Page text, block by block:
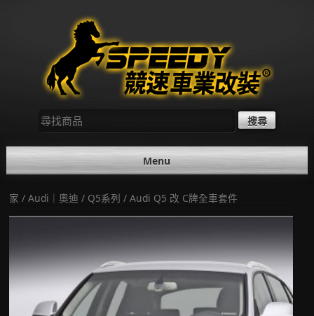
尋
找：
Menu
家 / Audi｜奧迪 / Q5系列 / Audi Q5 改 C牌全車套件